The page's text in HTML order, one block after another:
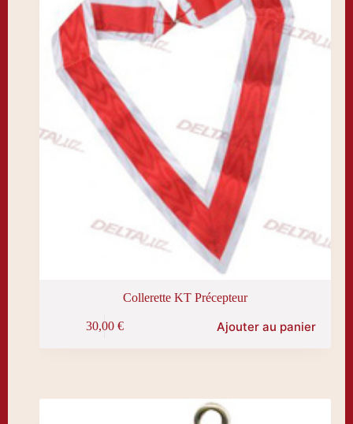
Collerette KT Précepteur
30,00 € Ajouter au panier